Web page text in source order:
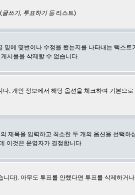
글쓰기, 투표하기 등 리스트)
에 몇번이나 수정을 했는지를 나타내는 텍스트
시물을 삭제할 수 없습니다.
. 개인 정보에서 해당 옵션을 체크하여 기본으로
제목을 입력하고 최소한 두 개의 옵션을 선택하
이것은 운영자가 결정합니다
다). 아무도 투표를 안했다면 투표를 삭제하거